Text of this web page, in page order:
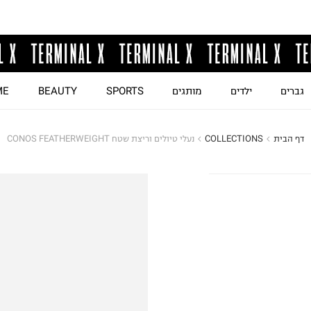
גברים ילדים מותגים SPORTS
BEAUTY
דף הבית COLLECTIONS נעלי טיולים וריצת שטח CONOS FEATHERWEIGHT